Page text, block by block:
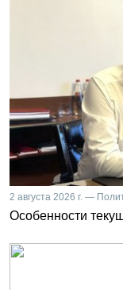
2 августа 2026 г. —
Особенности